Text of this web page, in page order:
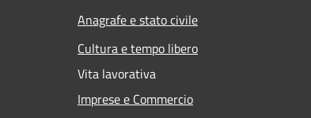
Anagrafe e stato civile
Cultura e tempo libero
Vita lavorativa
Imprese e Commercio